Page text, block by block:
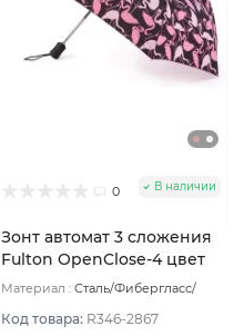
0 В наличии
Зонт автомат 3 сложения
Fulton OpenClose-4 цвет
Розовый
Материал : Сталь/Фибергласс/
Вес: 330 г
Код товара: R346-2867